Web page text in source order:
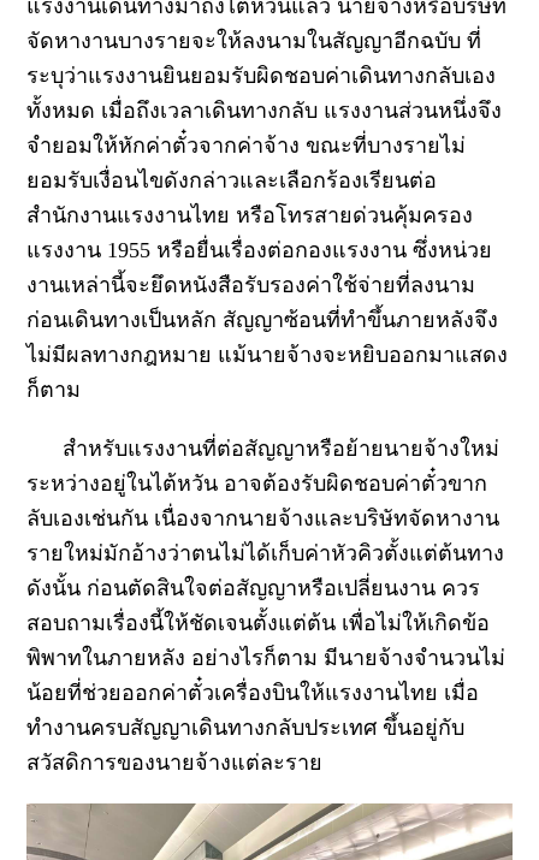
แรงงานเดินทางมาถึงไต้หวันแล้ว นายจ้างหรือบริษัท
จัดหางานบางรายจะให้ลงนามในสัญญาอีกฉบับ ที่
ระบุว่าแรงงานยินยอมรับผิดชอบค่าเดินทางกลับเอง
ทั้งหมด เมื่อถึงเวลาเดินทางกลับ แรงงานส่วนหนึ่งจึง
จำยอมให้หักค่าตั๋วจากค่าจ้าง ขณะที่บางรายไม่
ยอมรับเงื่อนไขดังกล่าวและเลือกร้องเรียนต่อ
สำนักงานแรงงานไทย หรือโทรสายด่วนคุ้มครอง
แรงงาน 1955 หรือยื่นเรื่องต่อกองแรงงาน ซึ่งหน่วย
งานเหล่านี้จะยึดหนังสือรับรองค่าใช้จ่ายที่ลงนาม
ก่อนเดินทางเป็นหลัก สัญญาซ้อนที่ทำขึ้นภายหลังจึง
ไม่มีผลทางกฎหมาย แม้นายจ้างจะหยิบออกมาแสดง
ก็ตาม
สำหรับแรงงานที่ต่อสัญญาหรือย้ายนายจ้างใหม่
ระหว่างอยู่ในไต้หวัน อาจต้องรับผิดชอบค่าตั๋วขาก
ลับเองเช่นกัน เนื่องจากนายจ้างและบริษัทจัดหางาน
รายใหม่มักอ้างว่าตนไม่ได้เก็บค่าหัวคิวตั้งแต่ต้นทาง
ดังนั้น ก่อนตัดสินใจต่อสัญญาหรือเปลี่ยนงาน ควร
สอบถามเรื่องนี้ให้ชัดเจนตั้งแต่ต้น เพื่อไม่ให้เกิดข้อ
พิพาทในภายหลัง อย่างไรก็ตาม มีนายจ้างจำนวนไม่
น้อยที่ช่วยออกค่าตั๋วเครื่องบินให้แรงงานไทย เมื่อ
ทำงานครบสัญญาเดินทางกลับประเทศ ขึ้นอยู่กับ
สวัสดิการของนายจ้างแต่ละราย